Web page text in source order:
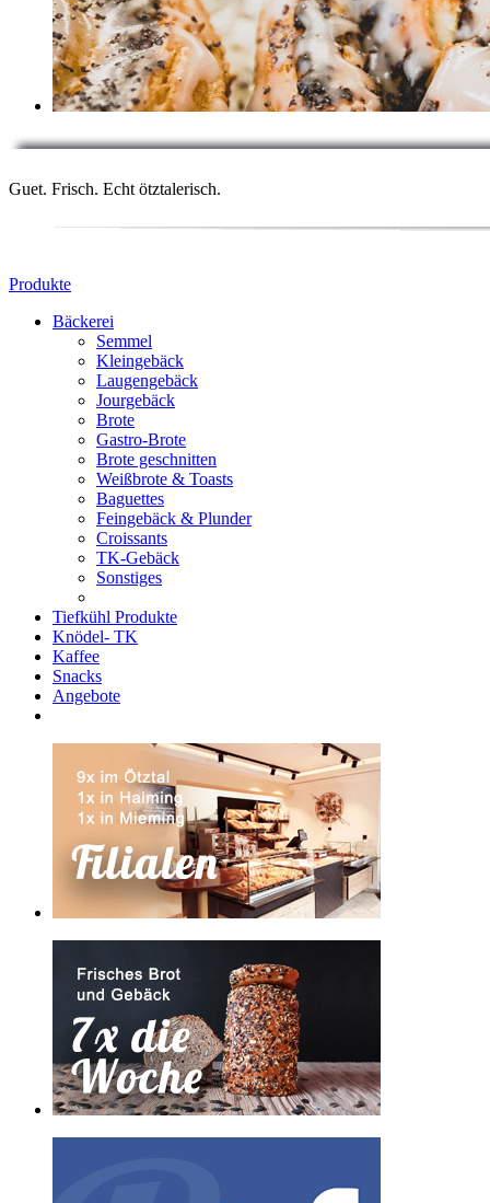
Guet. Frisch. Echt ötztalerisch.
Produkte
Bäckerei
Semmel
Kleingebäck
Laugengebäck
Jourgebäck
Brote
Gastro-Brote
Brote geschnitten
Weißbrote & Toasts
Baguettes
Feingebäck & Plunder
Croissants
TK-Gebäck
Sonstiges
Tiefkühl Produkte
Knödel- TK
Kaffee
Snacks
Angebote